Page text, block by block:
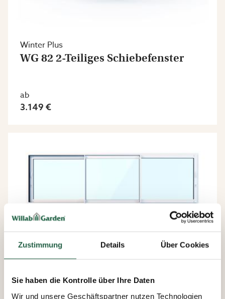
Zustimmung Details Über Cookies
Sie haben die Kontrolle über Ihre Daten
Wir und unsere Geschäftspartner nutzen Technologien
Winter Plus
WG 82 2-Teiliges Schiebefenster
ab
3.149 €
Winter Plus